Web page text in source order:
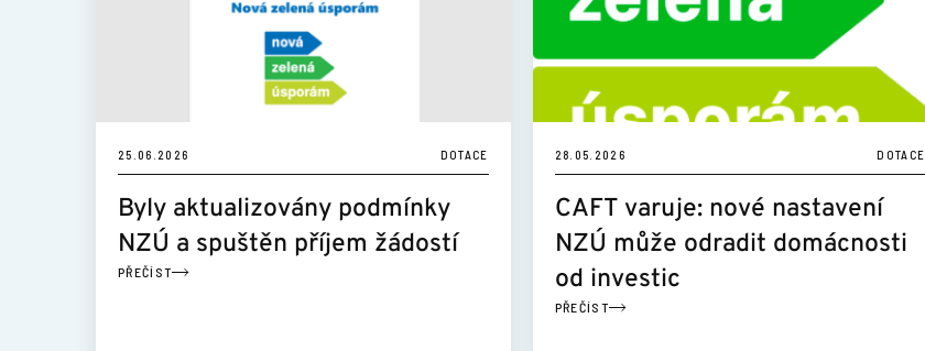
25.06.2026 DOTACE
Byly aktualizovány podmínky
NZÚ a spuštěn příjem žádostí
PŘEČÍST
28.05.2026 DOTACE
CAFT varuje: nové nastavení
NZÚ může odradit domácnosti
od investic
PŘEČÍST